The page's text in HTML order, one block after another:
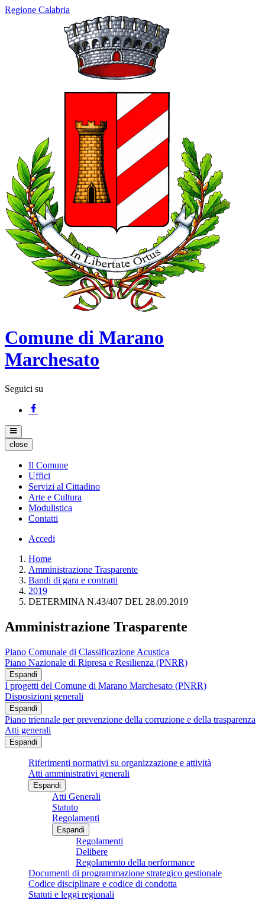
Regione Calabria
Comune di Marano
Marchesato
Seguici su
close
Il Comune
Uffici
Servizi al Cittadino
Arte e Cultura
Modulistica
Contatti
Accedi
Home
Amministrazione Trasparente
Bandi di gara e contratti
2019
DETERMINA N.43/407 DEL 28.09.2019
Amministrazione Trasparente
Piano Comunale di Classificazione Acustica
Piano Nazionale di Ripresa e Resilienza (PNRR)
Espandi
I progetti del Comune di Marano Marchesato (PNRR)
Disposizioni generali
Espandi
Piano triennale per prevenzione della corruzione e della trasparenza
Atti generali
Espandi
Riferimenti normativi su organizzazione e attività
Atti amministrativi generali
Espandi
Atti Generali
Statuto
Regolamenti
Espandi
Regolamenti
Delibere
Regolamento della performance
Documenti di programmazione strategico gestionale
Codice disciplinare e codice di condotta
Statuti e leggi regionali